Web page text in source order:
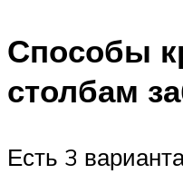
Способы
столбам
Есть 3